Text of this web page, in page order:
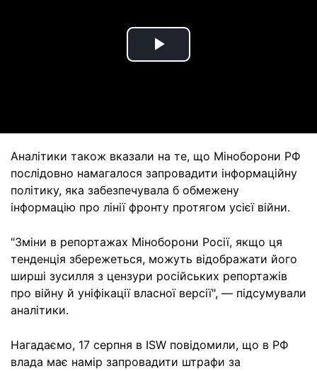
Play
Аналітики також вказали на те, що Міноборони РФ
послідовно намагалося запровадити інформаційну
політику, яка забезпечувала б обмежену
інформацію про лінії фронту протягом усієї війни.
"Зміни в репортажах Міноборони Росії, якщо ця
тенденція збережеться, можуть відображати його
ширші зусилля з цензури російських репортажів
про війну й уніфікації власної версії", — підсумували
аналітики.
Нагадаємо, 17 серпня в ISW повідомили, що в РФ
влада має намір запровадити штрафи за